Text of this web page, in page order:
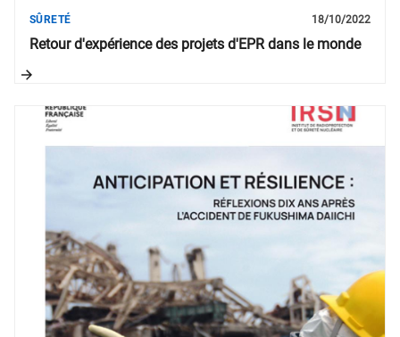
Retour d'expérience des projets d'EPR dans le monde
SÛRETÉ 18/10/2022